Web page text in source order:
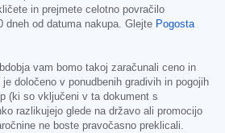
in prejmete celotno povračilo
dneh od datuma nakupa. Glejte Pogosta
vam bomo takoj zaračunali ceno in
določeno v ponudbenih gradivih in pogojih
(ki so vključeni v ta dokument s
razlikujejo glede na državo ali promocijo
ne boste pravočasno preklicali.